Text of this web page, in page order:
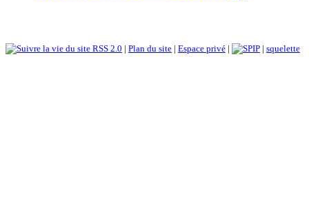
RSS 2.0 | Plan du site | Espace privé | | squelette